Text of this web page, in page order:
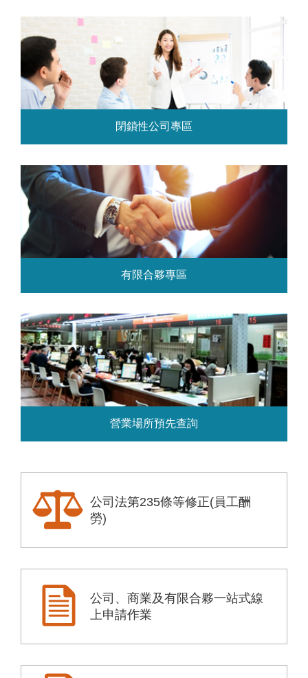
閉鎖性公司專區
有限合夥專區
營業場所預先查詢
公司法第235條等修正(員工酬
勞)
公司、商業及有限合夥一站式線
上申請作業